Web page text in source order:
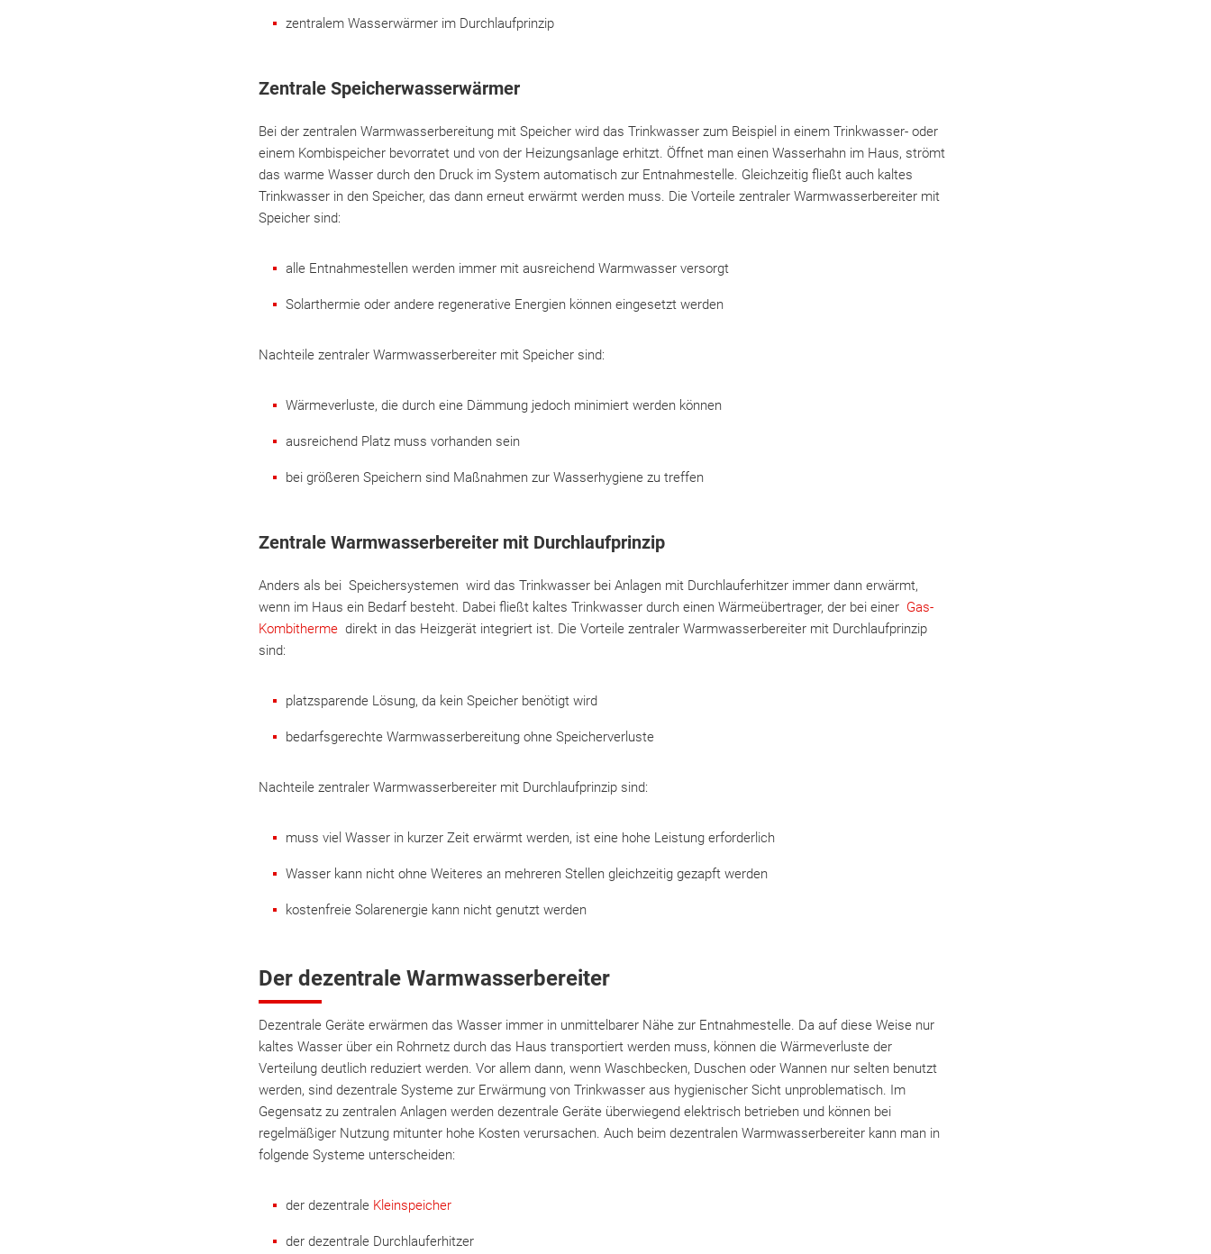
zentralem Wasserwärmer im Durchlaufprinzip
Zentrale Speicherwasserwärmer
Bei der zentralen Warmwasserbereitung mit Speicher wird das Trinkwasser zum Beispiel in einem Trinkwasser- oder
einem Kombispeicher bevorratet und von der Heizungsanlage erhitzt. Öffnet man einen Wasserhahn im Haus, strömt
das warme Wasser durch den Druck im System automatisch zur Entnahmestelle. Gleichzeitig fließt auch kaltes
Trinkwasser in den Speicher, das dann erneut erwärmt werden muss. Die Vorteile zentraler Warmwasserbereiter mit
Speicher sind:
alle Entnahmestellen werden immer mit ausreichend Warmwasser versorgt
Solarthermie oder andere regenerative Energien können eingesetzt werden
Nachteile zentraler Warmwasserbereiter mit Speicher sind:
Wärmeverluste, die durch eine Dämmung jedoch minimiert werden können
ausreichend Platz muss vorhanden sein
bei größeren Speichern sind Maßnahmen zur Wasserhygiene zu treffen
Zentrale Warmwasserbereiter mit Durchlaufprinzip
Anders als bei Speichersystemen wird das Trinkwasser bei Anlagen mit Durchlauferhitzer immer dann erwärmt,
wenn im Haus ein Bedarf besteht. Dabei fließt kaltes Trinkwasser durch einen Wärmeübertrager, der bei einer Gas-
Kombitherme direkt in das Heizgerät integriert ist. Die Vorteile zentraler Warmwasserbereiter mit Durchlaufprinzip
sind:
platzsparende Lösung, da kein Speicher benötigt wird
bedarfsgerechte Warmwasserbereitung ohne Speicherverluste
Nachteile zentraler Warmwasserbereiter mit Durchlaufprinzip sind:
muss viel Wasser in kurzer Zeit erwärmt werden, ist eine hohe Leistung erforderlich
Wasser kann nicht ohne Weiteres an mehreren Stellen gleichzeitig gezapft werden
kostenfreie Solarenergie kann nicht genutzt werden
Der dezentrale Warmwasserbereiter
Dezentrale Geräte erwärmen das Wasser immer in unmittelbarer Nähe zur Entnahmestelle. Da auf diese Weise nur
kaltes Wasser über ein Rohrnetz durch das Haus transportiert werden muss, können die Wärmeverluste der
Verteilung deutlich reduziert werden. Vor allem dann, wenn Waschbecken, Duschen oder Wannen nur selten benutzt
werden, sind dezentrale Systeme zur Erwärmung von Trinkwasser aus hygienischer Sicht unproblematisch. Im
Gegensatz zu zentralen Anlagen werden dezentrale Geräte überwiegend elektrisch betrieben und können bei
regelmäßiger Nutzung mitunter hohe Kosten verursachen. Auch beim dezentralen Warmwasserbereiter kann man in
folgende Systeme unterscheiden:
der dezentrale Kleinspeicher
der dezentrale Durchlauferhitzer